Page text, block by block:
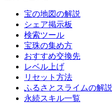
宝の地図の解説
シェア掲示板
検索ツール
宝珠の集め方
おすすめ交換先
レベル上げ
リセット方法
ふるさとスライムの解説
永続スキル一覧